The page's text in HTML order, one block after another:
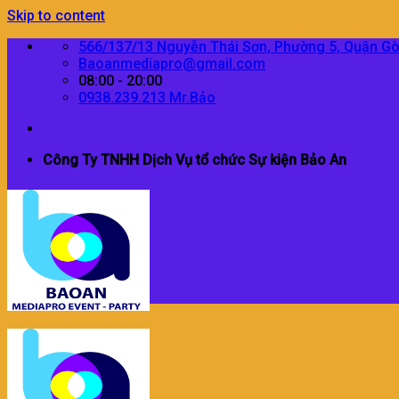
Skip to content
566/137/13 Nguyễn Thái Sơn, Phường 5, Quận
Baoanmediapro@gmail.com
08:00 - 20:00
0938.239.213 Mr.Bảo
Công Ty TNHH Dịch Vụ tổ chức Sự kiện Bảo An